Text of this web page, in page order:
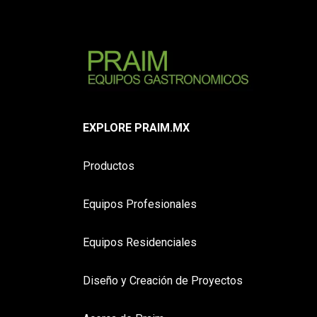
EXPLORE PRAIM.MX
Productos
Equipos Profesionales
Equipos Residenciales
Diseño y Creación de Proyectos